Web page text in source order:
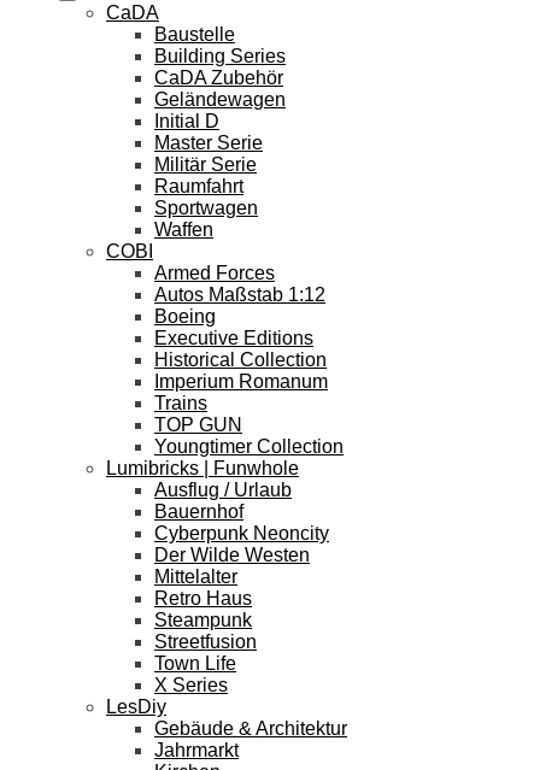
CaDA
Baustelle
Building Series
CaDA Zubehör
Geländewagen
Initial D
Master Serie
Militär Serie
Raumfahrt
Sportwagen
Waffen
COBI
Armed Forces
Autos Maßstab 1:12
Boeing
Executive Editions
Historical Collection
Imperium Romanum
Trains
TOP GUN
Youngtimer Collection
Lumibricks | Funwhole
Ausflug / Urlaub
Bauernhof
Cyberpunk Neoncity
Der Wilde Westen
Mittelalter
Retro Haus
Steampunk
Streetfusion
Town Life
X Series
LesDiy
Gebäude & Architektur
Jahrmarkt